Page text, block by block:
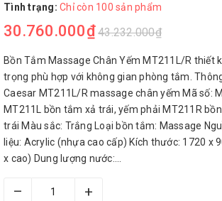
Tình trạng: Chỉ còn 100 sản phẩm
30.760.000₫43.232.000₫
Bồn Tắm Massage Chân Yếm MT211L/R thiết
trọng phù hợp với không gian phòng tắm.
Caesar MT211L/R massage chân yếm Mã số:
MT211L bồn tắm xả trái, yếm phải MT211R
trái Màu sắc: Trắng Loại bồn tắm: Massage
liệu: Acrylic (nhựa cao cấp) Kích thước: 1720 x
x cao) Dung lượng nước:...
– +